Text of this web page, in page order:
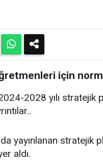
için
2028 yılı stratejik
yayınlanan
aldı.